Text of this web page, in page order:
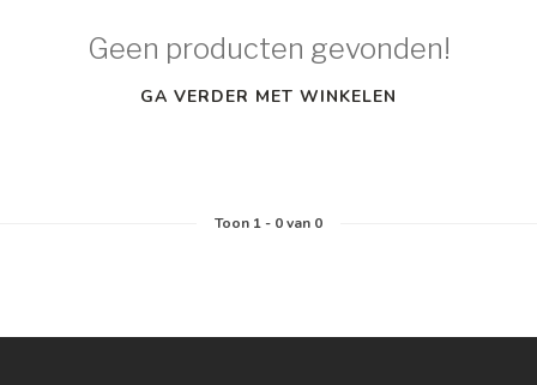
Geen producten gevonden!
GA VERDER MET WINKELEN
Toon 1- 0van 0